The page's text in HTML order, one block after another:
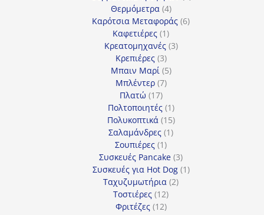
Θερμόμετρα 44
προϊόντα
Καρότσια Μεταφοράς 66
Καφετιέρες 11
προϊόν
Κρεατομηχανές 33
Κρεπιέρες 33
προϊόντα
Μπαιν Μαρί 55
Μπλέντερ 77
Πλατώ 1717
προϊόντα
Πολτοποιητές 11
προϊόν
Πολυκοπτικά 1515
προϊόντα
Σαλαμάνδρες 11
Σουπιέρες 11
προϊόν
Συσκευές Pancake 33
προϊόντα
Συσκευές για Hot Dog 11
Ταχυζυμωτήρια 22
Τοστιέρες 1212
προϊόντα
Φριτέζες 1212